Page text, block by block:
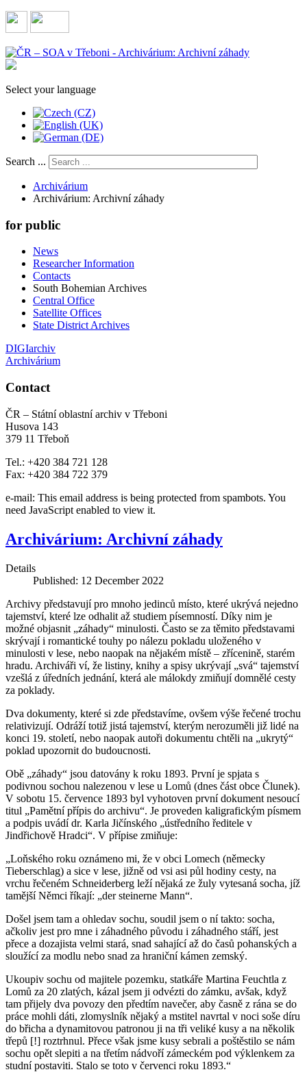
Select your language
Search ...
Archivárium
Archivárium: Archivní záhady
for public
News
Researcher Information
Contacts
South Bohemian Archives
Central Office
Satellite Offices
State District Archives
DIGIarchiv
Archivárium
Contact
ČR – Státní oblastní archiv v Třeboni
Husova 143
379 11 Třeboň
Tel.: +420 384 721 128
Fax: +420 384 722 379
e-mail: This email address is being protected from spambots. You
need JavaScript enabled to view it.
Archivárium: Archivní záhady
Details
Published: 12 December 2022
Archivy představují pro mnoho jedinců místo, které ukrývá nejedno
tajemství, které lze odhalit až studiem písemností. Díky nim je
možné objasnit „záhady“ minulosti. Často se za těmito představami
skrývají i romantické touhy po nálezu pokladu uloženého v
minulosti v lese, nebo naopak na nějakém místě – zřícenině, starém
hradu. Archiváři ví, že listiny, knihy a spisy ukrývají „svá“ tajemství
vzešlá z úředních jednání, která ale málokdy zmiňují domnělé cesty
za poklady.
Dva dokumenty, které si zde představíme, ovšem výše řečené trochu
relativizují. Odráží totiž jistá tajemství, kterým nerozuměli již lidé na
konci 19. století, nebo naopak autoři dokumentu chtěli na „ukrytý“
poklad upozornit do budoucnosti.
Obě „záhady“ jsou datovány k roku 1893. První je spjata s
podivnou sochou nalezenou v lese u Lomů (dnes část obce Člunek).
V sobotu 15. července 1893 byl vyhotoven první dokument nesoucí
titul „Pamětní přípis do archivu“. Je proveden kaligrafickým písmem
a podpis uvádí dr. Karla Jičínského „ústředního ředitele v
Jindřichově Hradci“. V přípise zmiňuje:
„Loňského roku oznámeno mi, že v obci Lomech (německy
Tieberschlag) a sice v lese, jižně od vsi asi půl hodiny cesty, na
vrchu řečeném Schneiderberg leží nějaká ze žuly vytesaná socha, jíž
tamější Němci říkají: „der steinerne Mann“.
Došel jsem tam a ohledav sochu, soudil jsem o ní takto: socha,
ačkoliv jest pro mne i záhadného původu i záhadného stáří, jest
přece a dozajista velmi stará, snad sahající až do časů pohanských a
sloužící za modlu nebo snad za hraniční kámen zemský.
Ukoupiv sochu od majitele pozemku, statkáře Martina Feuchtla z
Lomů za 20 zlatých, kázal jsem ji odvézti do zámku, avšak, když
tam přijely dva povozy den předtím navečer, aby časně z rána se do
práce mohli dáti, zlomyslník nějaký a mstitel navrtal v noci soše díru
do břicha a dynamitovou patronou ji na tři veliké kusy a na několik
třepů [!] roztrhnul. Přece však jsme kusy sebrali a poštěstilo se nám
sochu opět slepiti a na třetím nádvoří zámeckém pod výklenkem za
studní postaviti. Stalo se toto v červenci roku 1893.“